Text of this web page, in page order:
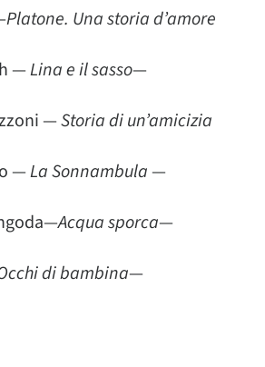
Platone. Una storia d’amore
—Lina e il sasso—
—Storia di un’amicizia
—La Sonnambula —
Acqua sporca—
di bambina—